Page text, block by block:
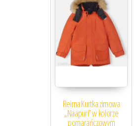
Reima Kurtka zimowa
„Naapuri” w kolorze
pomarańczowym